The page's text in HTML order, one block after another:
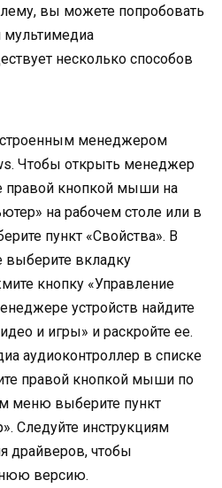
вы можете попробовать
мультимедиа
несколько способов
менеджером
Чтобы открыть менеджер
правой кнопкой мыши на
на рабочем столе или в
пункт «Свойства». В
вкладку
кнопку «Управление
устройств найдите
и игры» и раскройте ее.
аудиоконтроллер в списке
правой кнопкой мыши по
меню выберите пункт
Следуйте инструкциям
драйверов, чтобы
версию.